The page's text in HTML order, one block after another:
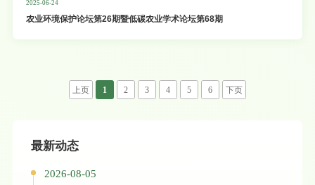
2025-06-24
农业环境保护论坛第26期暨低碳农业学术论坛第68期
上页 1 2 3 4 5 6 下页
最新动态
2026-08-05